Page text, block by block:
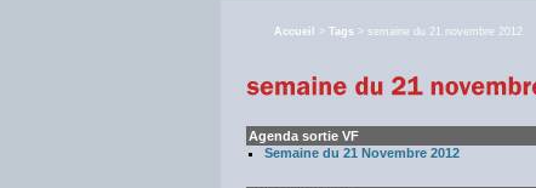
Accueil > Tags > semaine du 21 novembre 2012
Agenda sortie VF
Semaine du 21 Novembre 2012